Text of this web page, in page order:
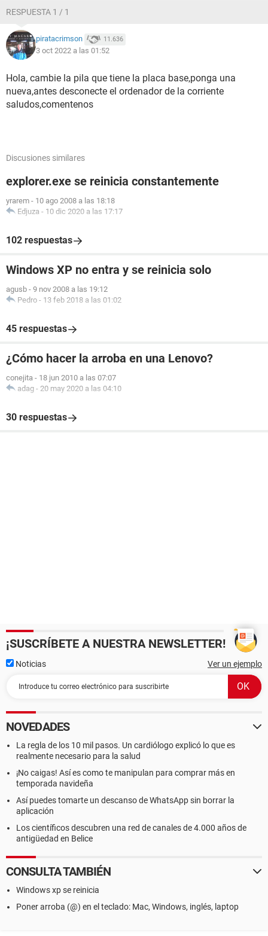
RESPUESTA 1 / 1
piratacrimson 11.636
3 oct 2022 a las 01:52
Hola, cambie la pila que tiene la placa base,ponga una
nueva,antes desconecte el ordenador de la corriente
saludos,comentenos
Discusiones similares
explorer.exe se reinicia constantemente
yrarem - 10 ago 2008 a las 18:18
Edjuza - 10 dic 2020 a las 17:17
102 respuestas
Windows XP no entra y se reinicia solo
agusb - 9 nov 2008 a las 19:12
Pedro - 13 feb 2018 a las 01:02
45 respuestas
¿Cómo hacer la arroba en una Lenovo?
conejita - 18 jun 2010 a las 07:07
adag - 20 may 2020 a las 04:10
30 respuestas
¡SUSCRÍBETE A NUESTRA NEWSLETTER!
Noticias Ver un ejemplo
NOVEDADES
La regla de los 10 mil pasos. Un cardiólogo explicó lo que es
realmente necesario para la salud
¡No caigas! Así es como te manipulan para comprar más en
temporada navideña
Así puedes tomarte un descanso de WhatsApp sin borrar la
aplicación
Los científicos descubren una red de canales de 4.000 años de
antigüedad en Belice
CONSULTA TAMBIÉN
Windows xp se reinicia
Poner arroba (@) en el teclado: Mac, Windows, inglés, laptop